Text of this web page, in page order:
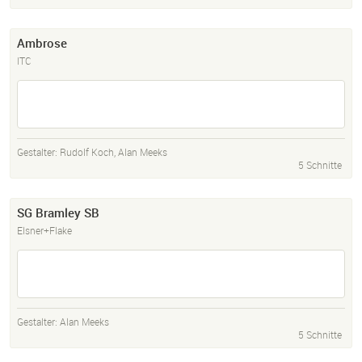
Ambrose
ITC
Gestalter: Rudolf Koch,Alan Meeks
5 Schnitte
SG Bramley SB
Elsner+Flake
Gestalter: Alan Meeks
5 Schnitte